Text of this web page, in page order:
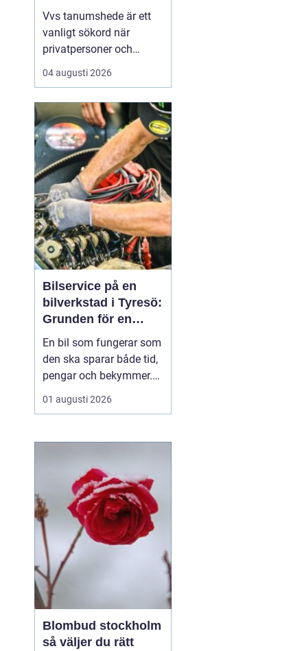
Vvs tanumshede är ett
vanligt sökord när
privatpersoner och
företag behöver hjälp
med värme, vatten och
Många undrar vad som
skiljer en seriös vvs
partner från en tillfällig
lösning, hur en
installation bör gå till
och vilka...
04 augusti 2026
Bilservice på en
bilverkstad i Tyresö:
Grunden för en
trygg och hållbar
bilvardag
En bil som fungerar som
den ska sparar både tid,
pengar och bekymmer.
För många förare blir
servicefrågan ändå
tills en varningslampa
känns fel. Ge...
01 augusti 2026
Blombud stockholm
så väljer du rätt